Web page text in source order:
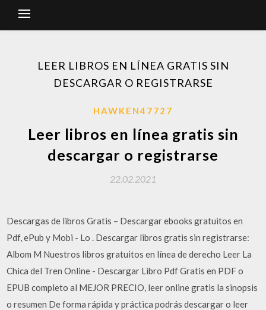
LEER LIBROS EN LÍNEA GRATIS SIN
DESCARGAR O REGISTRARSE
HAWKEN47727
Leer libros en línea gratis sin
descargar o registrarse
22.02.2021
Descargas de libros Gratis – Descargar ebooks gratuitos en
Pdf, ePub y Mobi - Lo . Descargar libros gratis sin registrarse:
Albom M Nuestros libros gratuitos en línea de derecho Leer La
Chica del Tren Online - Descargar Libro Pdf Gratis en PDF o
EPUB completo al MEJOR PRECIO, leer online gratis la sinopsis
o resumen De forma rápida y práctica podrás descargar o leer